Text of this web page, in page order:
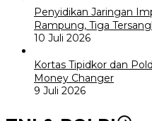
Penyidikan Jaringan
Rampung, Tiga
10 Juli 2026
Kortas Tipidkor dan
Money Changer
9 Juli 2026